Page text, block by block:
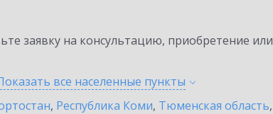
заявку на консультацию, приобретение или
все населенные пункты
, Республика Коми, Тюменская область,